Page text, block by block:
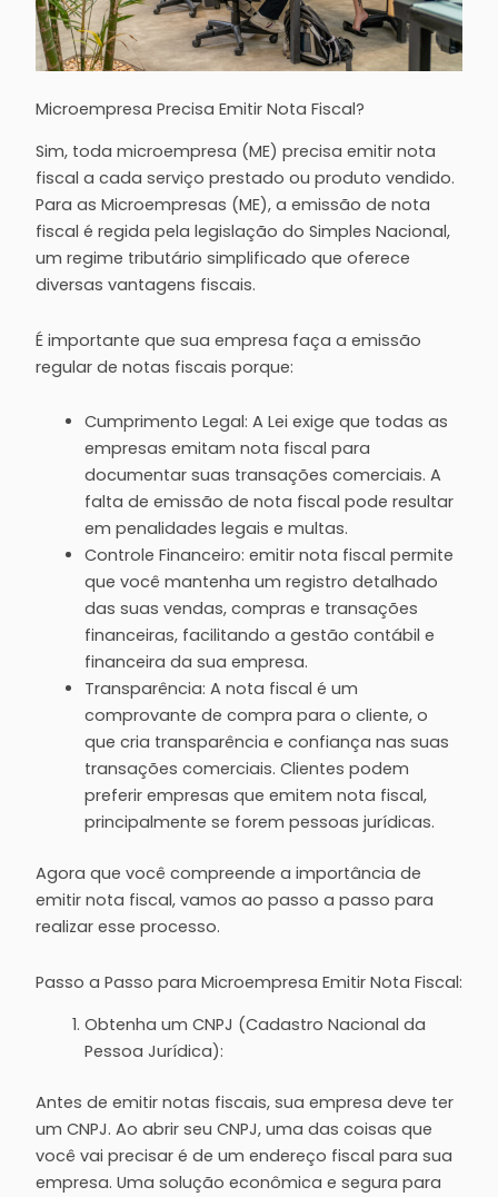
Microempresa Precisa Emitir Nota Fiscal?
Sim, toda microempresa (ME) precisa emitir nota
fiscal a cada serviço prestado ou produto vendido.
Para as Microempresas (ME), a emissão de nota
fiscal é regida pela legislação do Simples Nacional,
um regime tributário simplificado que oferece
diversas vantagens fiscais.
É importante que sua empresa faça a emissão
regular de notas fiscais porque:
Cumprimento Legal: A Lei exige que todas as
empresas emitam nota fiscal para
documentar suas transações comerciais. A
falta de emissão de nota fiscal pode resultar
em penalidades legais e multas.
Controle Financeiro: emitir nota fiscal permite
que você mantenha um registro detalhado
das suas vendas, compras e transações
financeiras, facilitando a gestão contábil e
financeira da sua empresa.
Transparência: A nota fiscal é um
comprovante de compra para o cliente, o
que cria transparência e confiança nas suas
transações comerciais. Clientes podem
preferir empresas que emitem nota fiscal,
principalmente se forem pessoas jurídicas.
Agora que você compreende a importância de
emitir nota fiscal, vamos ao passo a passo para
realizar esse processo.
Passo a Passo para Microempresa Emitir Nota Fiscal:
Obtenha um CNPJ (Cadastro Nacional da
Pessoa Jurídica):
Antes de emitir notas fiscais, sua empresa deve ter
um CNPJ. Ao abrir seu CNPJ, uma das coisas que
você vai precisar é de um endereço fiscal para sua
empresa. Uma solução econômica e segura para